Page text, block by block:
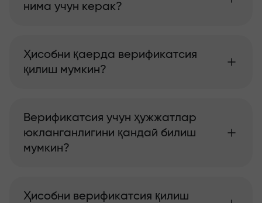
нима учун керак?
Ҳисобни қаерда верификатсия
қилиш мумкин?
Верификатсия учун ҳужжатлар
юкланганлигини қандай билиш
мумкин?
Ҳисобни верификатсия қилиш